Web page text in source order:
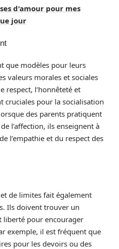
d'amour pour mes
jour
que modèles pour leurs
valeurs morales et sociales
respect, l’honnêteté et
cruciales pour la socialisation
des parents pratiquent
l’affection, ils enseignent à
l’empathie et du respect des
de limites fait également
Ils doivent trouver un
liberté pour encourager
exemple, il est fréquent que
pour les devoirs ou des